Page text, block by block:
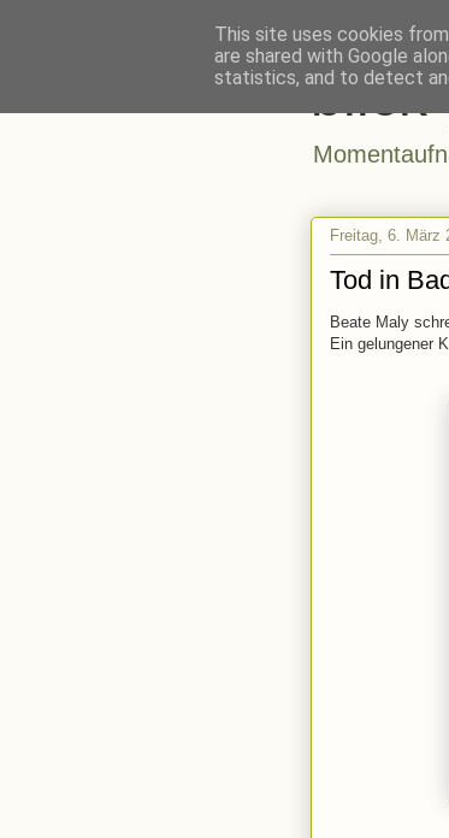
Freitag, 6. März
Tod in
Beate Maly
Ein gelungener
This site uses cookies
are shared with Google
statistics, and to detect